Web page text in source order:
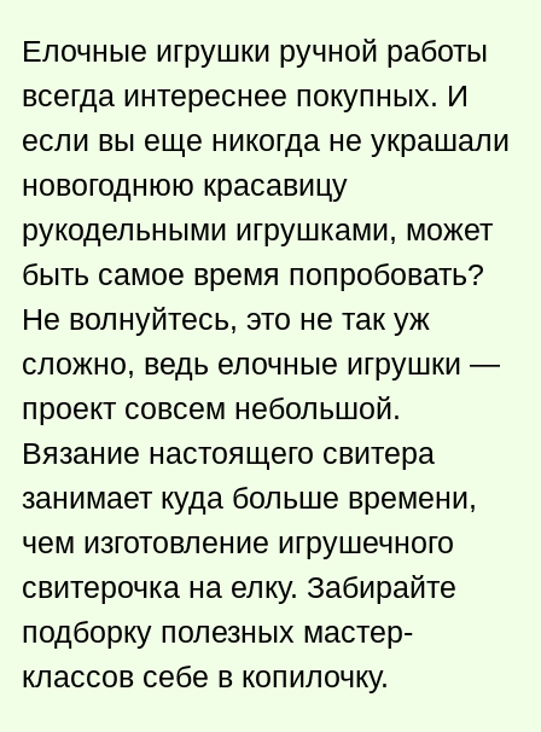
Елочные игрушки ручной работы
всегда интереснее покупных. И
если вы еще никогда не украшали
новогоднюю красавицу
рукодельными игрушками, может
быть самое время попробовать?
Не волнуйтесь, это не так уж
сложно, ведь елочные игрушки —
проект совсем небольшой.
Вязание настоящего свитера
занимает куда больше времени,
чем изготовление игрушечного
свитерочка на елку. Забирайте
подборку полезных мастер-
классов себе в копилочку.